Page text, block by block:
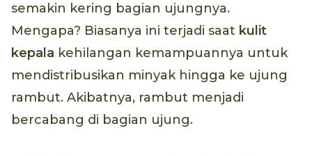
semakin kering bagian ujungnya.
Mengapa? Biasanya ini terjadi saat kulit
kepala kehilangan kemampuannya untuk
mendistribusikan minyak hingga ke ujung
rambut. Akibatnya, rambut menjadi
bercabang di bagian ujung.